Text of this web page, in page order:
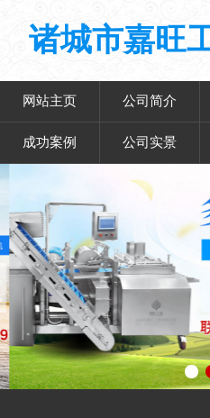
诸城市嘉旺
网站主页 公司简介
成功案例 公司实景